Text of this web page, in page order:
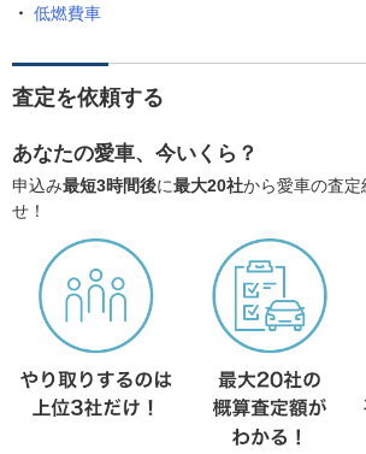
低燃費車
査定を依頼する
あなたの愛車、今いくら？
申込み最短3時間後に最大20社から愛車の査定
せ！